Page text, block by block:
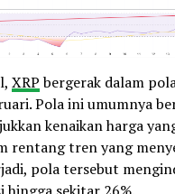
XRPbergerak dalam
Pola ini umumnya
kenaikan harga
rentang tren yang
pola tersebut